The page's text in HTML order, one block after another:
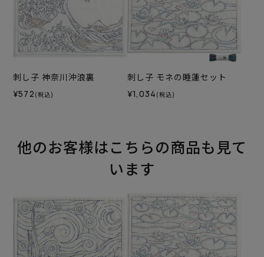
刺し子 神奈川沖浪裏
¥572 (税込)
刺し子 モネの睡蓮セット
¥1,034 (税込)
他のお客様はこちらの商品も見て
います